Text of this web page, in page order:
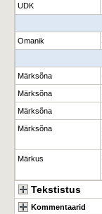
UDK
Omanik
Märksõna
Märksõna
Märksõna
Märksõna
Märkus
Tekstistus
Kommentaarid